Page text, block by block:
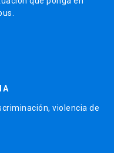
violencia de